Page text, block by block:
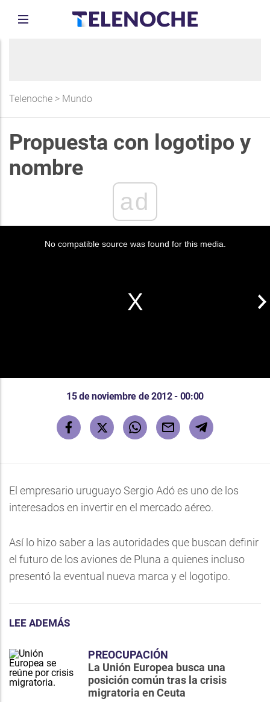
Telenoche > Mundo
Propuesta con logotipo y
nombre
ad
No compatible source was found for this media.
15 de noviembre de 2012 - 00:00
El empresario uruguayo Sergio Adó es uno de los
interesados en invertir en el mercado aéreo.
Así lo hizo saber a las autoridades que buscan definir
el futuro de los aviones de Pluna a quienes incluso
presentó la eventual nueva marca y el logotipo.
LEE ADEMÁS
PREOCUPACIÓN
La Unión Europea busca una
posición común tras la crisis
migratoria en Ceuta